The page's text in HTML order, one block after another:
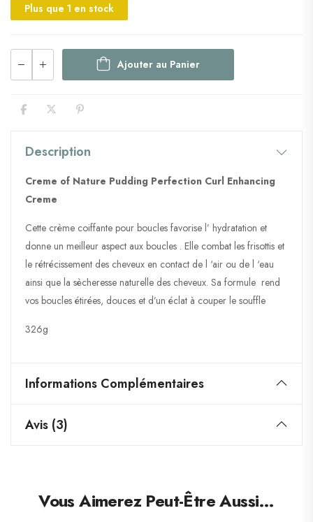
Plus que 1 en stock
Ajouter au Panier
Description
Creme of Nature Pudding Perfection Curl Enhancing
Creme
Cette crème coiffante pour boucles favorise l’ hydratation et
donne un meilleur aspect aux boucles . Elle combat les frisottis et
le rétrécissement des cheveux en contact de l ‘air ou de l ‘eau
ainsi que la sècheresse naturelle des cheveux. Sa formule rend
vos boucles étirées, douces et d’un éclat à couper le souffle
326g
Informations Complémentaires
Avis (3)
Vous Aimerez Peut-Être Aussi…